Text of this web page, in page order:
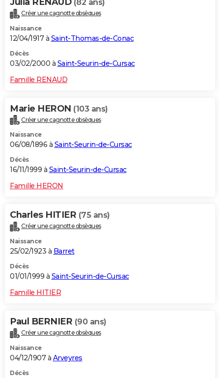
(82 ans)
Créer une cagnotte obsèques
Naissance
12/04/1917 à Saint-Thomas-de-Conac
Décès
03/02/2000 à Saint-Seurin-de-Cursac
Famille RENAUD
Marie HERON (103 ans)
Créer une cagnotte obsèques
Naissance
06/08/1896 à Saint-Seurin-de-Cursac
Décès
16/11/1999 à Saint-Seurin-de-Cursac
Famille HERON
Charles HITIER (75 ans)
Créer une cagnotte obsèques
Naissance
25/02/1923 à Barret
Décès
01/01/1999 à Saint-Seurin-de-Cursac
Famille HITIER
Paul BERNIER (90 ans)
Créer une cagnotte obsèques
Naissance
04/12/1907 à Arveyres
Décès